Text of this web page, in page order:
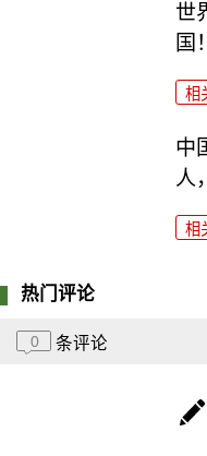
世
国！
相
中
人
相
热门评论
0 条评论